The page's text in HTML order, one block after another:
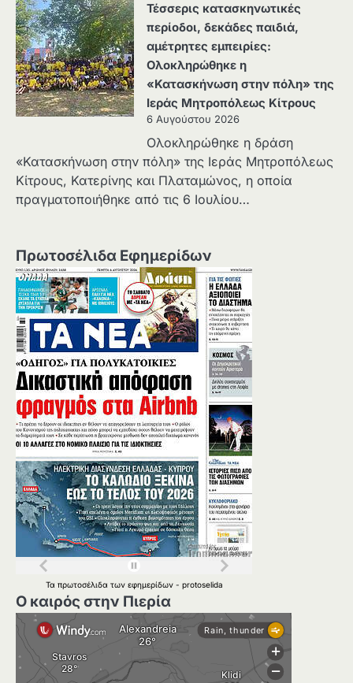
Τέσσερις κατασκηνωτικές
περίοδοι, δεκάδες παιδιά,
αμέτρητες εμπειρίες:
Ολοκληρώθηκε η
«Κατασκήνωση στην πόλη» της
Ιεράς Μητροπόλεως Κίτρους
6 Αυγούστου 2026
Ολοκληρώθηκε η δράση
«Κατασκήνωση στην πόλη» της Ιεράς Μητροπόλεως
Κίτρους, Κατερίνης και Πλαταμώνος, η οποία
πραγματοποιήθηκε από τις 6 Ιουλίου…
Πρωτοσέλιδα Εφημερίδων
Τα πρωτοσέλιδα των εφημερίδων - protoselida
Ο καιρός στην Πιερία